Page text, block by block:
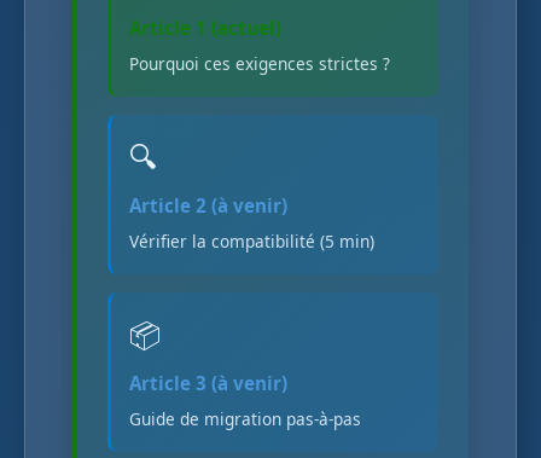
Article 1 (actuel)
Pourquoi ces exigences strictes ?
🔍
Article 2 (à venir)
Vérifier la compatibilité (5 min)
📦
Article 3 (à venir)
Guide de migration pas-à-pas